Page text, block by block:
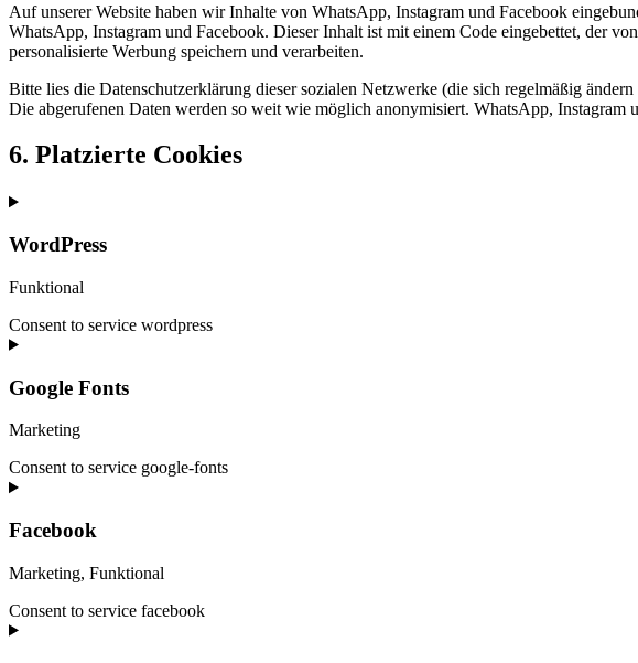
Auf unserer Website haben wir Inhalte von WhatsApp, Instagram und Facebook
WhatsApp, Instagram und Facebook. Dieser Inhalt ist mit einem Code eingebettet, der
personalisierte Werbung speichern und verarbeiten.
Bitte lies die Datenschutzerklärung dieser sozialen Netzwerke (die sich regelmäßig
Die abgerufenen Daten werden so weit wie möglich anonymisiert. WhatsApp, Instagram
6. Platzierte Cookies
WordPress
Funktional
Consent to service wordpress
Google Fonts
Marketing
Consent to service google-fonts
Facebook
Marketing, Funktional
Consent to service facebook